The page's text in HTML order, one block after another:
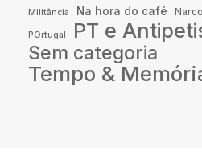
Militância
Na hora do café Narco
POrtugal PT e
Sem categoria
Tempo &